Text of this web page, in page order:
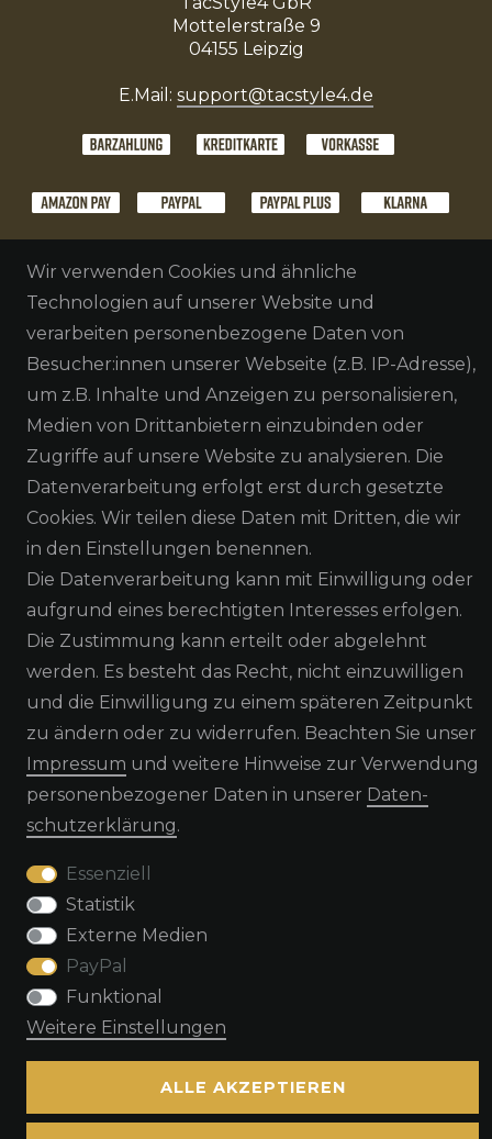
Mottelerstraße 9
04155 Leipzig
E.Mail: support@tacstyle4.de
NEWSLETTER ABONNIEREN
Alle Preisangaben inkl. MwSt. zzgl. Versand
Widerrufs­recht Widerrufs­formular
Kontakt
© Copyright by TacStyle4 GbR 2026 | Alle Rechte vorbehalten.
Wir verwenden Cookies und ähnliche
Technologien auf unserer Website und
verarbeiten personenbezogene Daten von
Besucher:innen unserer Webseite (z.B. IP-Adresse),
um z.B. Inhalte und Anzeigen zu personalisieren,
Medien von Drittanbietern einzubinden oder
Zugriffe auf unsere Website zu analysieren. Die
Datenverarbeitung erfolgt erst durch gesetzte
Cookies. Wir teilen diese Daten mit Dritten, die wir
in den Einstellungen benennen.
Die Datenverarbeitung kann mit Einwilligung oder
aufgrund eines berechtigten Interesses erfolgen.
Die Zustimmung kann erteilt oder abgelehnt
werden. Es besteht das Recht, nicht einzuwilligen
und die Einwilligung zu einem späteren Zeitpunkt
zu ändern oder zu widerrufen. Beachten Sie unser
Impressum und weitere Hinweise zur Verwendung
personenbezogener Daten in unserer Daten­
schutz­erklärung.
Essenziell
Statistik
Externe Medien
PayPal
Funktional
Weitere Einstellungen
ALLE AKZEPTIEREN